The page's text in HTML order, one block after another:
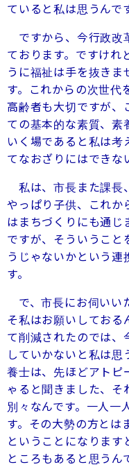
ていると私は思うんで
ですから、今行政改
ております。ですけれ
うに福祉は手を抜きま
す。これからの次世代
高齢者も大切ですが、
ての基本的な素質、素
いく場であると私は考
てなおざりにはできな
私は、市長また課長
やっぱり子供、これか
はまちづくりにも通じ
ですが、そういうこと
うじゃないかという連
す。
で、市長にお伺いい
そ私はお願いしておる
て削減されたのでは、
していかないと私は思
養士は、先ほどアトピ
ゃると聞きました、そ
別々なんです。一人一
す。その大勢の方とは
ということになります
ところもあると思うん